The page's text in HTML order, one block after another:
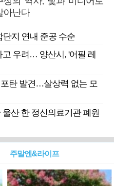
아난다
단지 연내 준공 수순
우려… 양산시, '어필 레
탄 발견…살상력 없는 모
산 한 정신의료기관 폐원
주말엔&라이프